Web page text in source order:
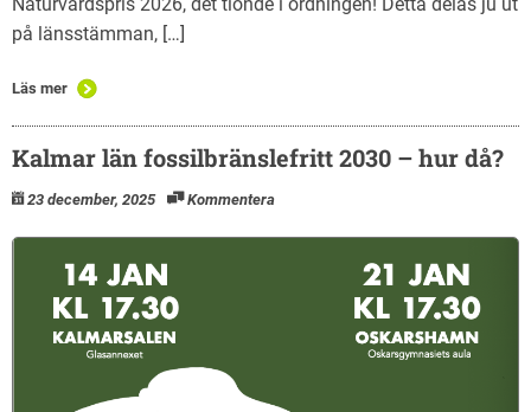
Naturvårdspris 2026, det tionde i ordningen! Detta delas ju ut
på länsstämman, […]
Läs mer
Kalmar län fossilbränslefritt 2030 – hur då?
23 december, 2025 Kommentera